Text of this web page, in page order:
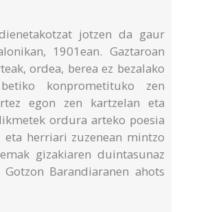
jotzen da gaur
1901ean. Gaztaroan
ordea, berea ez bezalako
konprometituko zen
egon zen kartzelan eta
ordura arteko poesia
herriari zuzenean mintzo
gizakiaren duintasunaz
Barandiaranen ahots